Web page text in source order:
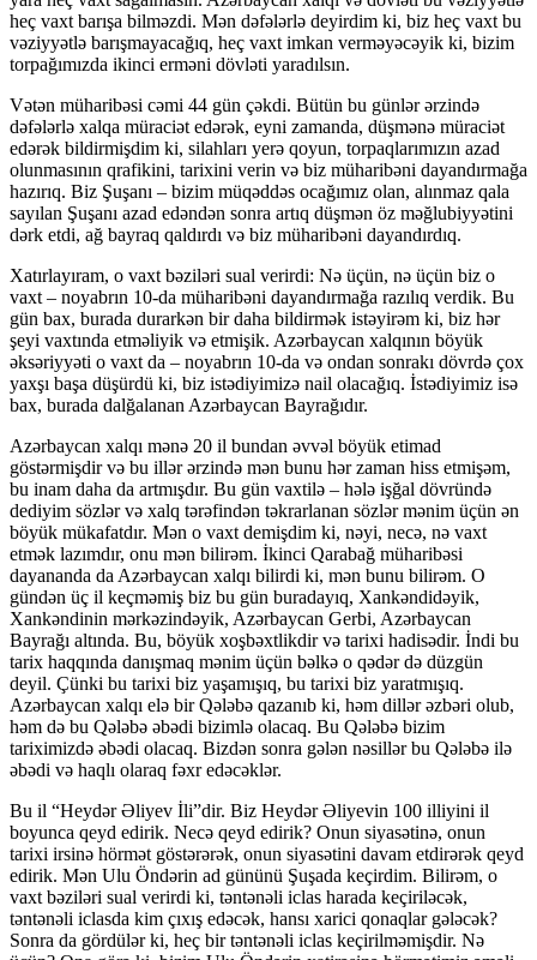
heç vaxt barışa bilməzdi. Mən dəfələrlə deyirdim ki, biz heç vaxt bu
vəziyyətlə barışmayacağıq, heç vaxt imkan verməyəcəyik ki, bizim
torpağımızda ikinci erməni dövləti yaradılsın.
Vətən müharibəsi cəmi 44 gün çəkdi. Bütün bu günlər ərzində
dəfələrlə xalqa müraciət edərək, eyni zamanda, düşmənə müraciət
edərək bildirmişdim ki, silahları yerə qoyun, torpaqlarımızın azad
olunmasının qrafikini, tarixini verin və biz müharibəni dayandırmağa
hazırıq. Biz Şuşanı – bizim müqəddəs ocağımız olan, alınmaz qala
sayılan Şuşanı azad edəndən sonra artıq düşmən öz məğlubiyyətini
dərk etdi, ağ bayraq qaldırdı və biz müharibəni dayandırdıq.
Xatırlayıram, o vaxt bəziləri sual verirdi: Nə üçün, nə üçün biz o
vaxt – noyabrın 10-da müharibəni dayandırmağa razılıq verdik. Bu
gün bax, burada durarkən bir daha bildirmək istəyirəm ki, biz hər
şeyi vaxtında etməliyik və etmişik. Azərbaycan xalqının böyük
əksəriyyəti o vaxt da – noyabrın 10-da və ondan sonrakı dövrdə çox
yaxşı başa düşürdü ki, biz istədiyimizə nail olacağıq. İstədiyimiz isə
bax, burada dalğalanan Azərbaycan Bayrağıdır.
Azərbaycan xalqı mənə 20 il bundan əvvəl böyük etimad
göstərmişdir və bu illər ərzində mən bunu hər zaman hiss etmişəm,
bu inam daha da artmışdır. Bu gün vaxtilə – hələ işğal dövründə
dediyim sözlər və xalq tərəfindən təkrarlanan sözlər mənim üçün ən
böyük mükafatdır. Mən o vaxt demişdim ki, nəyi, necə, nə vaxt
etmək lazımdır, onu mən bilirəm. İkinci Qarabağ müharibəsi
dayananda da Azərbaycan xalqı bilirdi ki, mən bunu bilirəm. O
gündən üç il keçməmiş biz bu gün buradayıq, Xankəndidəyik,
Xankəndinin mərkəzindəyik, Azərbaycan Gerbi, Azərbaycan
Bayrağı altında. Bu, böyük xoşbəxtlikdir və tarixi hadisədir. İndi bu
tarix haqqında danışmaq mənim üçün bəlkə o qədər də düzgün
deyil. Çünki bu tarixi biz yaşamışıq, bu tarixi biz yaratmışıq.
Azərbaycan xalqı elə bir Qələbə qazanıb ki, həm dillər əzbəri olub,
həm də bu Qələbə əbədi bizimlə olacaq. Bu Qələbə bizim
tariximizdə əbədi olacaq. Bizdən sonra gələn nəsillər bu Qələbə ilə
əbədi və haqlı olaraq fəxr edəcəklər.
Bu il “Heydər Əliyev İli”dir. Biz Heydər Əliyevin 100 illiyini il
boyunca qeyd edirik. Necə qeyd edirik? Onun siyasətinə, onun
tarixi irsinə hörmət göstərərək, onun siyasətini davam etdirərək qeyd
edirik. Mən Ulu Öndərin ad gününü Şuşada keçirdim. Bilirəm, o
vaxt bəziləri sual verirdi ki, təntənəli iclas harada keçiriləcək,
təntənəli iclasda kim çıxış edəcək, hansı xarici qonaqlar gələcək?
Sonra da gördülər ki, heç bir təntənəli iclas keçirilməmişdir. Nə